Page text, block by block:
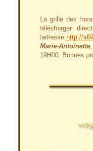
La grille des
télécharger
ladresse http://
Marie-Antoinette
19H00. Bonnes